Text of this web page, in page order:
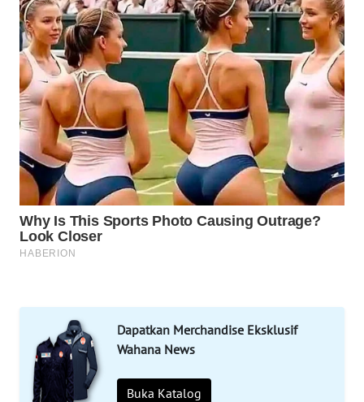
Dapatkan Merchandise Eksklusif
Wahana News
Buka Katalog
LIKUPANG
WN
LABUANBAJO
WN
BORNEO
Wahana
Media
Group
WAHANA
NEWS
WAHANA
ADVOKAT